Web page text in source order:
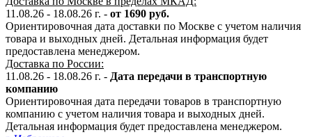
11.08.26 - 18.08.26 г. - от 1690 руб.
Ориентировочная дата доставки по Москве с учетом наличия
товара и выходных дней. Детальная информация будет
предоставлена менеджером.
Доставка по России:
11.08.26 - 18.08.26 г. - Дата передачи в транспортную
компанию
Ориентировочная дата передачи товаров в транспортную
компанию с учетом наличия товара и выходных дней.
Детальная информация будет предоставлена менеджером.